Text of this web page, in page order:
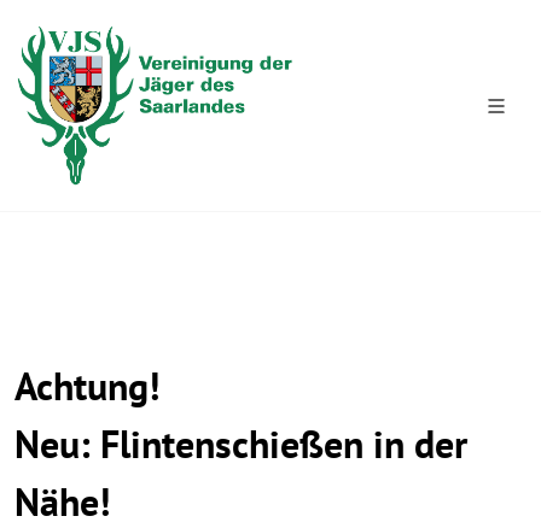
Achtung!
Neu: Flintenschießen in der
Nähe!